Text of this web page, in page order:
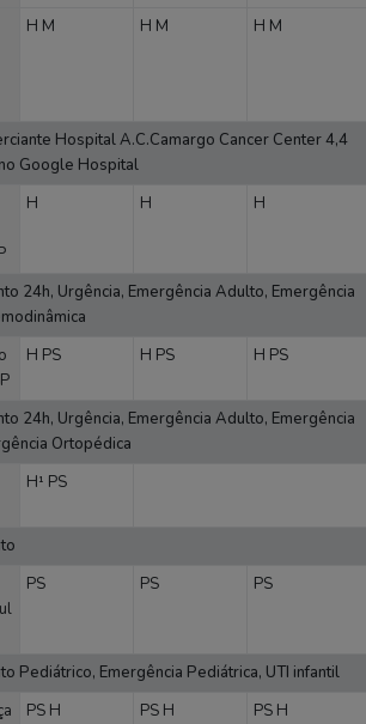
H M H M H M
Hospital A.C.Camargo Cancer Center 4,4
Google Hospital
H H H
24h, Urgência, Emergência Adulto, Emergência
H PS H PS H PS
24h, Urgência, Emergência Adulto, Emergência
Ortopédica
H¹ PS
PS PS PS
Pediátrico, Emergência Pediátrica, UTI infantil
PS H PS H PS H